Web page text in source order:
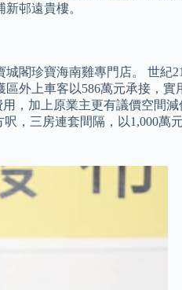
邨遠貴樓。
閣珍寶海南雞專門店。 世紀
外上車客以586萬元承接，
加上原業主更有議價空間減
，三房連套間隔，以1,000萬